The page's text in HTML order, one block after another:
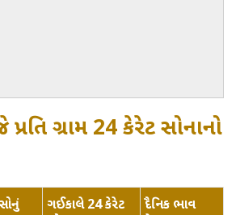
ગ્રામ 24 કેરેટ સોનાનો
ગઈકાલે 24 કેરેટ
દૈનિક ભાવ